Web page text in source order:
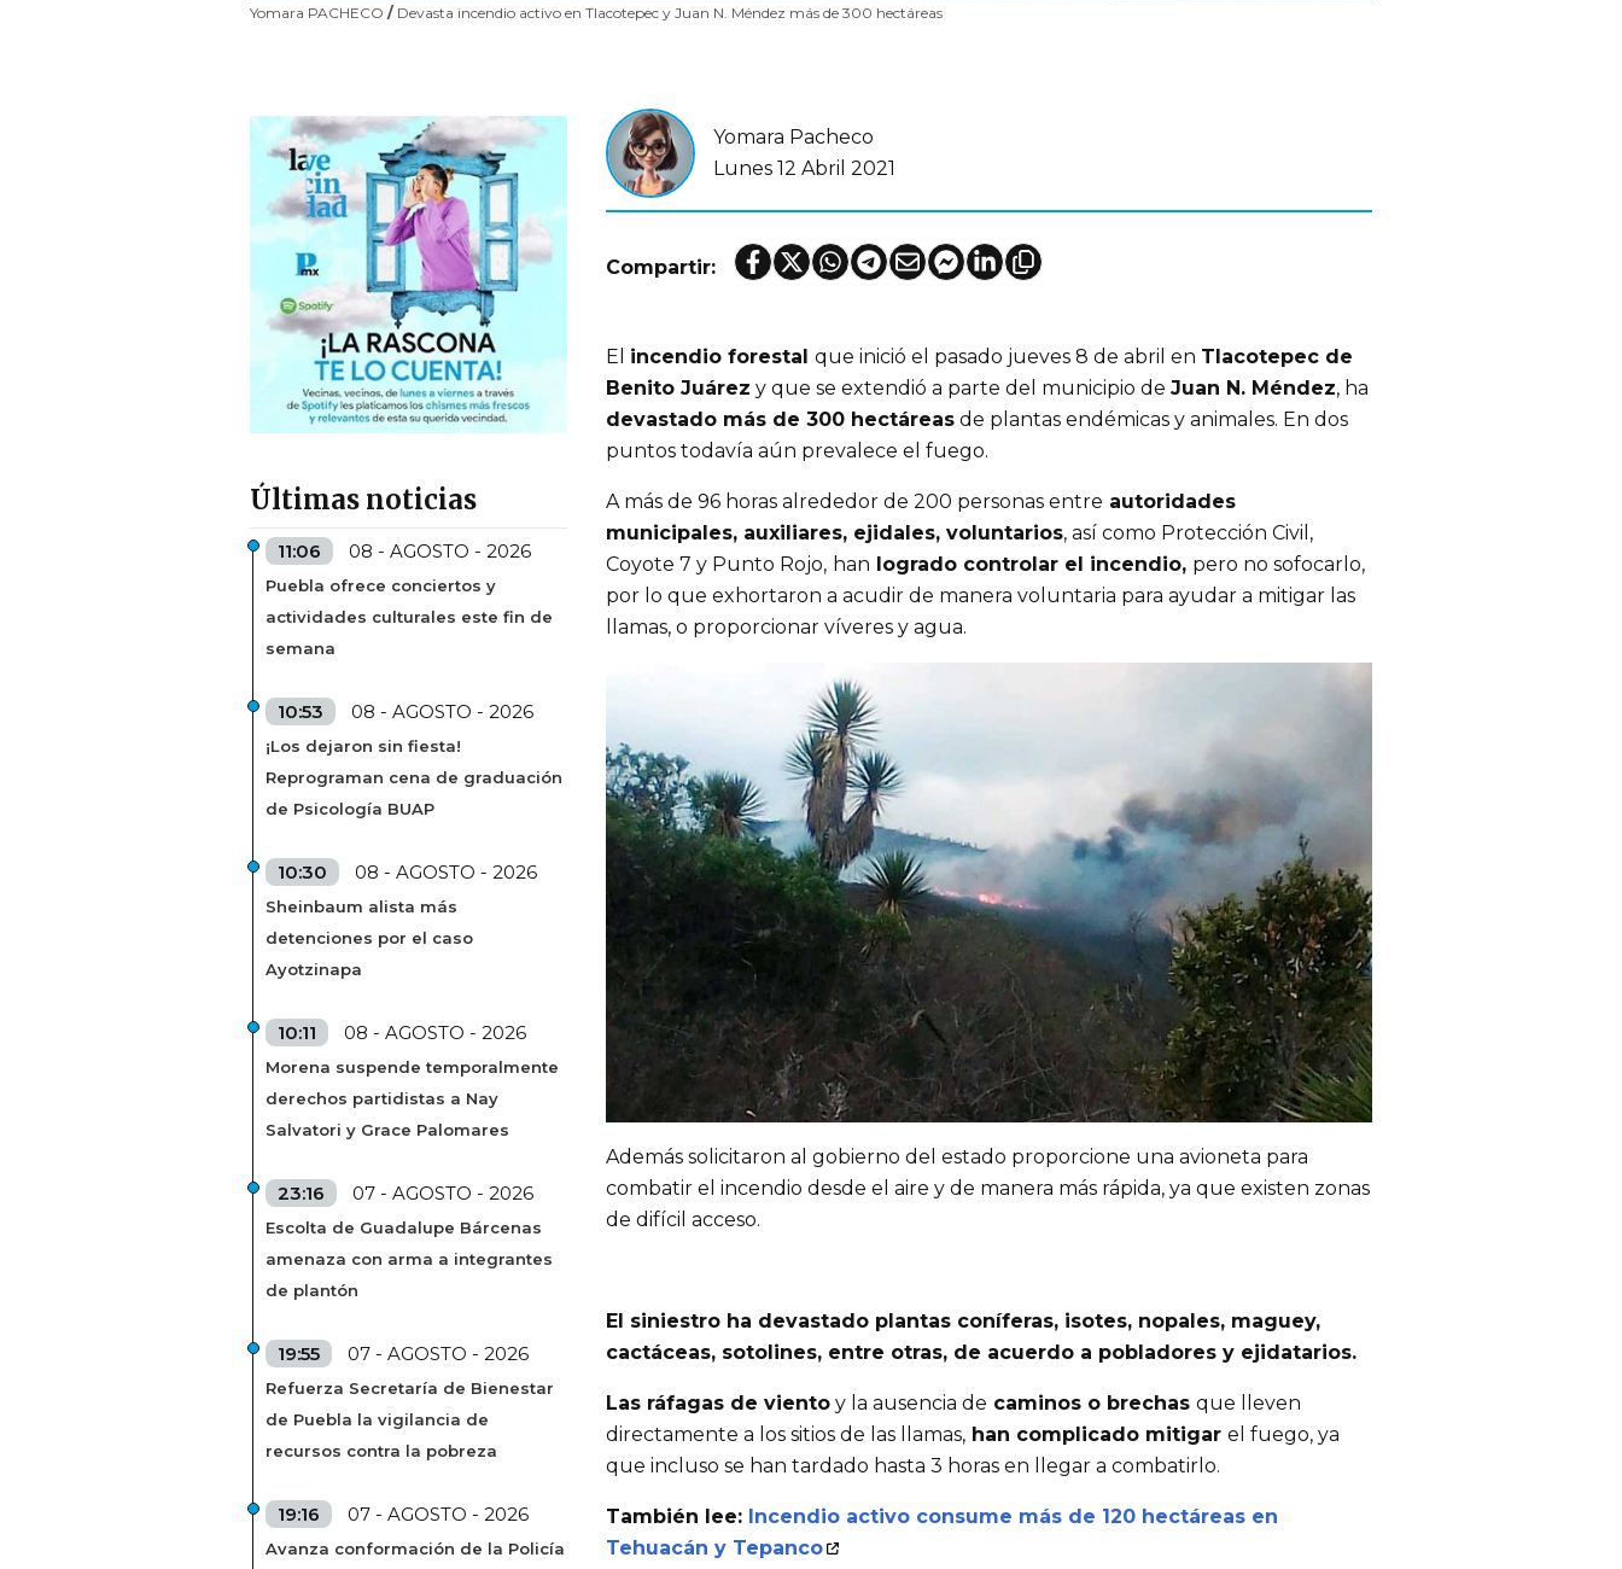
Yomara PACHECO / Devasta incendio activo en Tlacotepec y Juan N. Méndez más de 300 hectáreas
Últimas noticias
11:06 08 - AGOSTO - 2026
Puebla ofrece conciertos y
actividades culturales este fin de
semana
10:53 08 - AGOSTO - 2026
¡Los dejaron sin fiesta!
Reprograman cena de graduación
de Psicología BUAP
10:30 08 - AGOSTO - 2026
Sheinbaum alista más
detenciones por el caso
Ayotzinapa
10:11 08 - AGOSTO - 2026
Morena suspende temporalmente
derechos partidistas a Nay
Salvatori y Grace Palomares
23:16 07 - AGOSTO - 2026
Escolta de Guadalupe Bárcenas
amenaza con arma a integrantes
de plantón
19:55 07 - AGOSTO - 2026
Refuerza Secretaría de Bienestar
de Puebla la vigilancia de
recursos contra la pobreza
19:16 07 - AGOSTO - 2026
Avanza conformación de la Policía
Yomara Pacheco
Lunes 12 Abril 2021
Compartir:
El incendio forestal que inició el pasado jueves 8 de abril en Tlacotepec de
Benito Juárez y que se extendió a parte del municipio de Juan N. Méndez, ha
devastado más de 300 hectáreas de plantas endémicas y animales. En dos
puntos todavía aún prevalece el fuego.
A más de 96 horas alrededor de 200 personas entre autoridades
municipales, auxiliares, ejidales, voluntarios, así como Protección Civil,
Coyote 7 y Punto Rojo, han logrado controlar el incendio, pero no sofocarlo,
por lo que exhortaron a acudir de manera voluntaria para ayudar a mitigar las
llamas, o proporcionar víveres y agua.
Además solicitaron al gobierno del estado proporcione una avioneta para
combatir el incendio desde el aire y de manera más rápida, ya que existen zonas
de difícil acceso.
El siniestro ha devastado plantas coníferas, isotes, nopales, maguey,
cactáceas, sotolines, entre otras, de acuerdo a pobladores y ejidatarios.
Las ráfagas de viento y la ausencia de caminos o brechas que lleven
directamente a los sitios de las llamas, han complicado mitigar el fuego, ya
que incluso se han tardado hasta 3 horas en llegar a combatirlo.
También lee: Incendio activo consume más de 120 hectáreas en
Tehuacán y Tepanco